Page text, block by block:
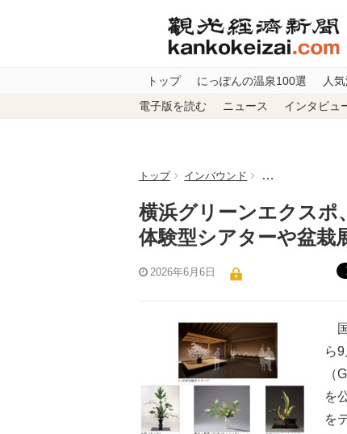
トップ にっぽんの温泉100選 人
電子版を読む ニュース インタビュ
トップ インバウンド 横浜グリーンエ
横浜グリーンエクス
体験型シアターや盆栽
2026年6月6日
国
ら
（
を
を